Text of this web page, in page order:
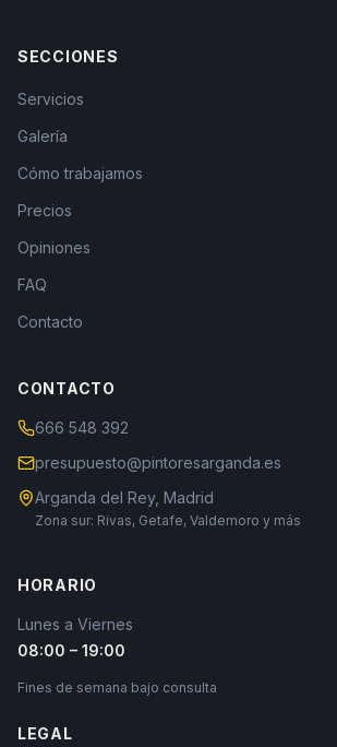
SECCIONES
Servicios
Galería
Cómo trabajamos
Precios
Opiniones
FAQ
Contacto
CONTACTO
666 548 392
presupuesto@pintoresarganda.es
Arganda del Rey, Madrid
Zona sur: Rivas, Getafe, Valdemoro y más
HORARIO
Lunes a Viernes
08:00 – 19:00
Fines de semana bajo consulta
LEGAL